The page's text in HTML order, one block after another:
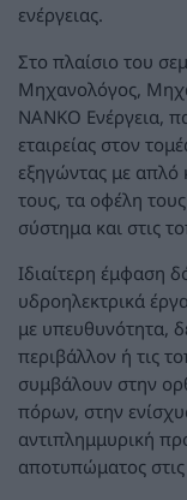
ενέργειας.
Στο πλαίσιο του
Μηχανολόγος,
NANKO Ενέργεια,
εταιρείας στον
εξηγώντας με απλό
τους, τα οφέλη
σύστημα και στις
Ιδιαίτερη έμφαση
υδροηλεκτρικά
με υπευθυνότητα,
περιβάλλον ή τις
συμβάλουν στην
πόρων, στην
αντιπλημμυρική
αποτυπώματος